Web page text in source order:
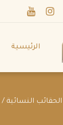
الرئيسية
الحقائب النسائية /